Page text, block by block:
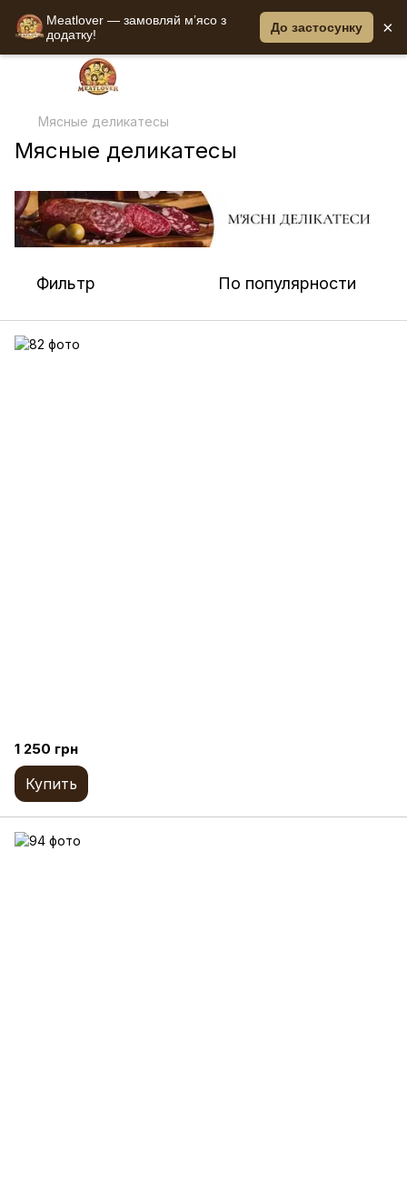
Meatlover — замовляй мʼясо з
додатку!
До застосунку ×
Мясные деликатесы
Мясные деликатесы
Фильтр По популярности
1 250 грн
Купить